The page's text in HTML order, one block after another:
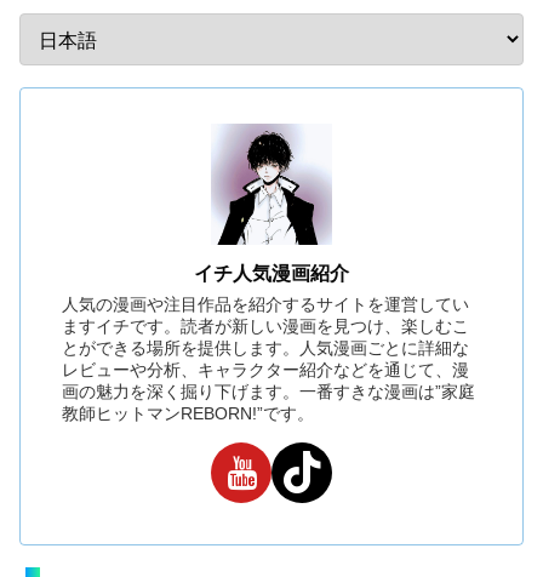
イチ人気漫画紹介
人気の漫画や注目作品を紹介するサイトを運営してい
ますイチです。読者が新しい漫画を見つけ、楽しむこ
とができる場所を提供します。人気漫画ごとに詳細な
レビューや分析、キャラクター紹介などを通じて、漫
画の魅力を深く掘り下げます。一番すきな漫画は”家庭
教師ヒットマンREBORN!”です。